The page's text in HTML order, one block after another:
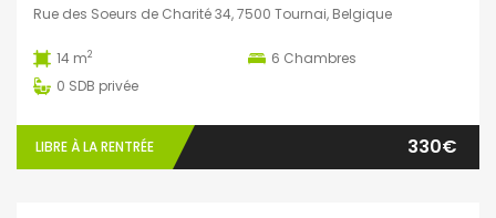
Rue des Soeurs de Charité 34, 7500 Tournai, Belgique
14 m2 6 Chambres
0 SDB privée
LIBRE À LA RENTRÉE 330€